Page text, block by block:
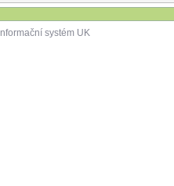
Informační systém UK